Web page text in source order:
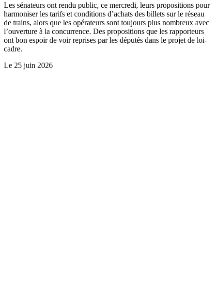
Les sénateurs ont rendu public, ce mercredi, leurs propositions pour
harmoniser les tarifs et conditions d’achats des billets sur le réseau
de trains, alors que les opérateurs sont toujours plus nombreux avec
l’ouverture à la concurrence. Des propositions que les rapporteurs
ont bon espoir de voir reprises par les députés dans le projet de loi-
cadre.
Le 25 juin 2026